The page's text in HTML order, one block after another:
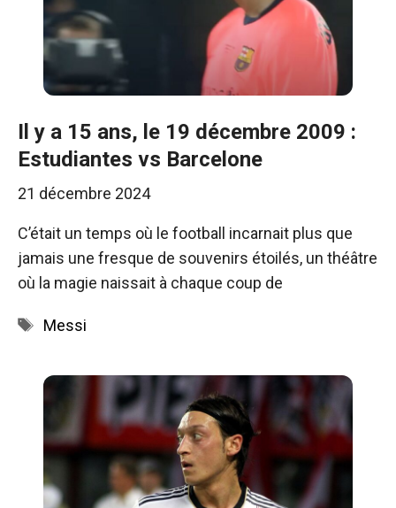
Il y a 15 ans, le 19 décembre 2009 :
Estudiantes vs Barcelone
21 décembre 2024
C’était un temps où le football incarnait plus que
jamais une fresque de souvenirs étoilés, un théâtre
où la magie naissait à chaque coup de
Étiquettes
Messi